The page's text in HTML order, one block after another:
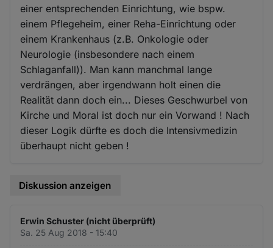
einer entsprechenden Einrichtung, wie bspw.
einem Pflegeheim, einer Reha-Einrichtung oder
einem Krankenhaus (z.B. Onkologie oder
Neurologie (insbesondere nach einem
Schlaganfall)). Man kann manchmal lange
verdrängen, aber irgendwann holt einen die
Realität dann doch ein... Dieses Geschwurbel von
Kirche und Moral ist doch nur ein Vorwand ! Nach
dieser Logik dürfte es doch die Intensivmedizin
überhaupt nicht geben !
Diskussion anzeigen
Erwin Schuster (nicht überprüft)
Sa. 25 Aug 2018 - 15:40